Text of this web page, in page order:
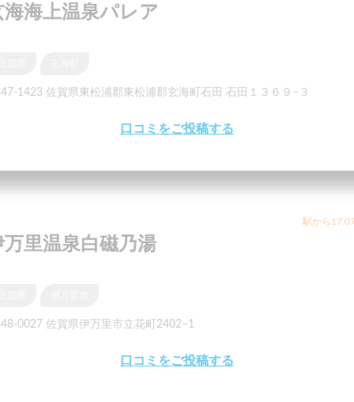
海海上温泉パレア
1423 佐賀県東松浦郡東松浦郡玄海町石田 石田１３６９−３
口コミをご投稿する
駅から
万里温泉白磁乃湯
0027 佐賀県伊万里市立花町2402−1
口コミをご投稿する